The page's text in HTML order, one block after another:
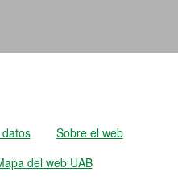
Sobre el web
del web UAB